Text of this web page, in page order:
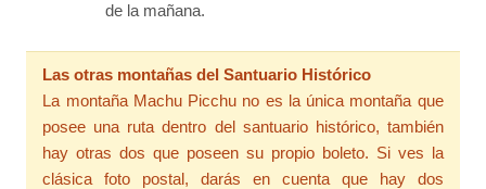
de la mañana.
Las otras montañas del Santuario Histórico
La montaña Machu Picchu no es la única montaña que
posee una ruta dentro del santuario histórico, también
hay otras dos que poseen su propio boleto. Si ves la
clásica foto postal, darás en cuenta que hay dos